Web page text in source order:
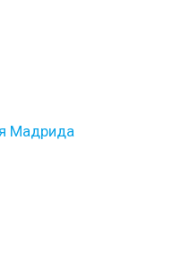
Мадрида